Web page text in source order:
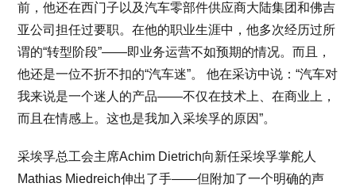
前，他还在西门子以及汽车零部件供应商大陆集团和佛吉
亚公司担任过要职。在他的职业生涯中，他多次经历过所
谓的“转型阶段”——即业务运营不如预期的情况。而且，
他还是一位不折不扣的“汽车迷”。 他在采访中说：“汽车对
我来说是一个迷人的产品——不仅在技术上、在商业上，
而且在情感上。这也是我加入采埃孚的原因”。
采埃孚总工会主席Achim Dietrich向新任采埃孚掌舵人
Mathias Miedreich伸出了手——但附加了一个明确的声